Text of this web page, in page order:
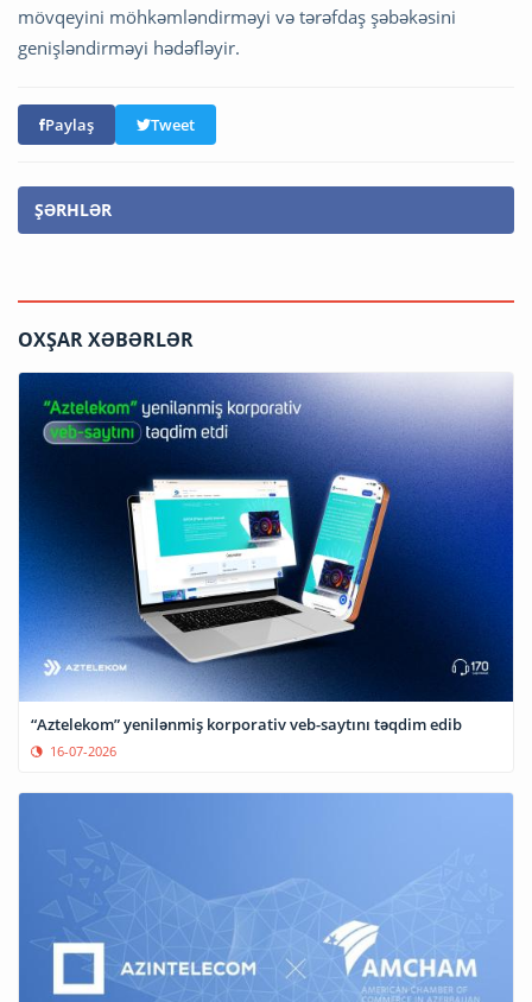
mövqeyini möhkəmləndirməyi və tərəfdaş şəbəkəsini
genişləndirməyi hədəfləyir.
Paylaş Tweet
ŞƏRHLƏR
OXŞAR XƏBƏRLƏR
“Aztelekom” yenilənmiş korporativ veb-saytını təqdim edib
16-07-2026